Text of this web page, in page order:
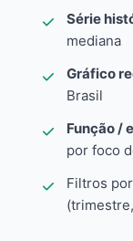
Série
mediana
Gráfico
Brasil
Função /
por foco
Filtros